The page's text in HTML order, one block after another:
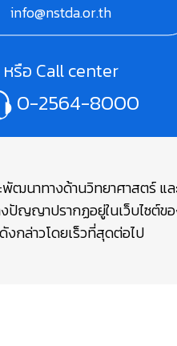
info@nstda.or.th
หรือ Call center
0-2564-8000
นาทางด้านวิทยาศาสตร์ แล
ปัญญาปรากฏอยู่ในเว็บไซต์ข
กล่าวโดยเร็วที่สุดต่อไป